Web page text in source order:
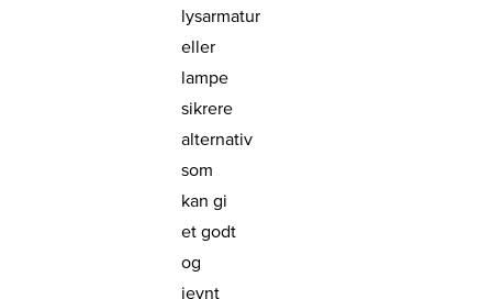
lysarmatur
eller
lampe
sikrere
alternativ
som
kan gi
et godt
og
jevnt